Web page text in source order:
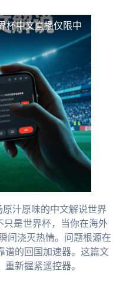
杯中文直播仅限中
汁原味的中文解说世界
只是世界杯，当你在海外
间浇灭热情。问题根源在
谱的回国加速器。这篇文
新握紧遥控器。